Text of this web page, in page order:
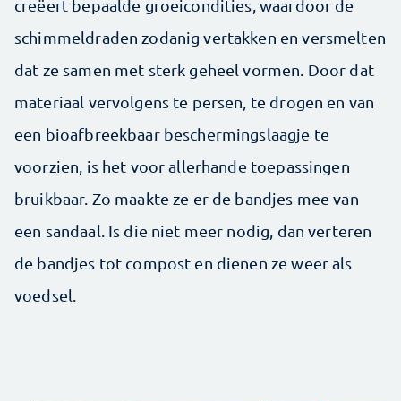
creëert bepaalde groeicondities, waardoor de
schimmeldraden zodanig vertakken en versmelten
dat ze samen met sterk geheel vormen. Door dat
materiaal vervolgens te persen, te drogen en van
een bioafbreekbaar beschermingslaagje te
voorzien, is het voor allerhande toepassingen
bruikbaar. Zo maakte ze er de bandjes mee van
een sandaal. Is die niet meer nodig, dan verteren
de bandjes tot compost en dienen ze weer als
voedsel.